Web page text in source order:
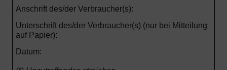
Anschrift des/der Verbraucher(s):
Unterschrift des/der Verbraucher(s) (nur bei Mitteilung
auf Papier):
Datum: